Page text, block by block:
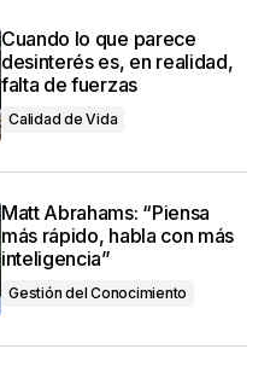
Cuando lo que parece
desinterés es, en realidad,
falta de fuerzas
Calidad de Vida
Matt Abrahams: “Piensa
más rápido, habla con más
inteligencia”
Gestión del Conocimiento